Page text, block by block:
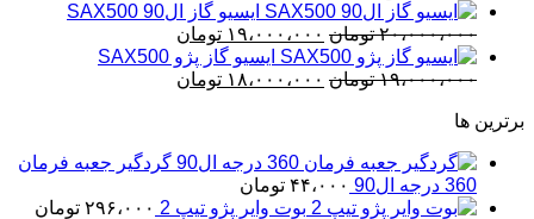
ایسیو گاز ال90 SAX500
۲۰،۰۰۰،۰۰۰ تومان قیمت
اصلی
۲۰،۰۰۰،۰۰۰ تومان
۱۹،۰۰۰،۰۰۰ تومان
فعلیایسیو گاز پژو SAX500
۱۹،۰۰۰،۰۰۰ تومان قیمت
۱۸،۰۰۰،۰۰۰ تومان
برترین ها
گردگیر جعبه فرمان
360 درجه ال90
۴۴،۰۰۰ تومان
بوت وایر پژو تیپ 2
۲۹۶،۰۰۰ تومان